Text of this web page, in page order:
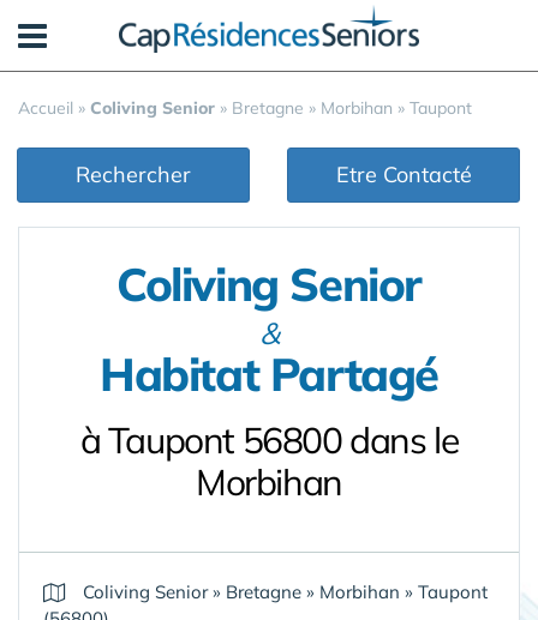
Accueil » Coliving Senior » Bretagne » Morbihan » Taupont
Rechercher Etre Contacté
Coliving Senior
&
Habitat Partagé
à Taupont 56800 dans le
Morbihan
Coliving Senior» Bretagne » Morbihan » Taupont